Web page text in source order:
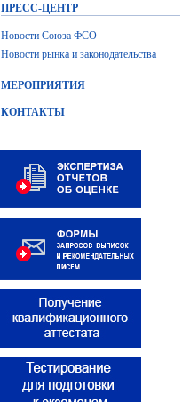
ПРЕСС-ЦЕНТР
Новости Союза ФСО
Новости рынка и законодательства
МЕРОПРИЯТИЯ
КОНТАКТЫ